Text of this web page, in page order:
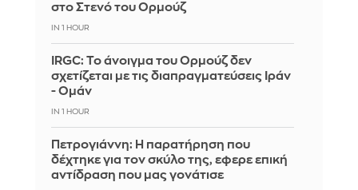
στο Στενό του Ορμούζ
IN 1 HOUR
IRGC: Το άνοιγμα του Ορμούζ δεν
σχετίζεται με τις διαπραγματεύσεις Ιράν
- Ομάν
IN 1 HOUR
Πετρογιάννη: Η παρατήρηση που
δέχτηκε για τον σκύλο της, εφερε επική
αντίδραση που μας γονάτισε